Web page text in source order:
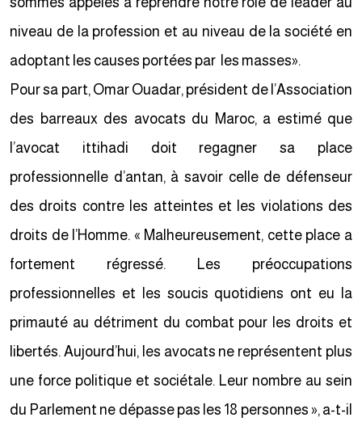
niveau de la profession et au niveau de la société en
adoptant les causes portées par les masses».
Pour sa part, Omar Ouadar, président de l’Association
des barreaux des avocats du Maroc, a estimé que
l’avocat ittihadi doit regagner sa place
professionnelle d’antan, à savoir celle de défenseur
des droits contre les atteintes et les violations des
droits de l’Homme. « Malheureusement, cette place a
fortement régressé. Les préoccupations
professionnelles et les soucis quotidiens ont eu la
primauté au détriment du combat pour les droits et
libertés. Aujourd’hui, les avocats ne représentent plus
une force politique et sociétale. Leur nombre au sein
du Parlement ne dépasse pas les 18 personnes », a-t-il